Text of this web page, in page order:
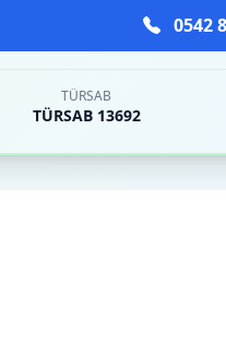
0542
TÜRSAB
TÜRSAB 13692